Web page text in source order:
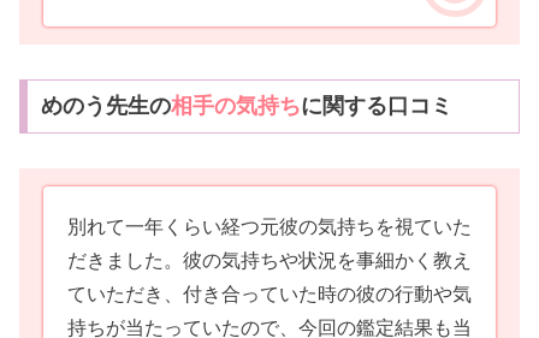
めのう先生の相手の気持ちに関する口コミ
別れて一年くらい経つ元彼の気持ちを視ていた
だきました。彼の気持ちや状況を事細かく教え
ていただき、付き合っていた時の彼の行動や気
持ちが当たっていたので、今回の鑑定結果も当